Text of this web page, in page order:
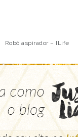
Robô aspirador – ILife